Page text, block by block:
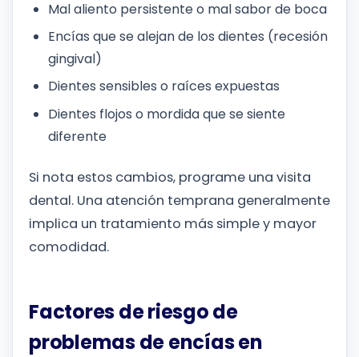
Mal aliento persistente o mal sabor de boca
Encías que se alejan de los dientes (recesión
gingival)
Dientes sensibles o raíces expuestas
Dientes flojos o mordida que se siente
diferente
Si nota estos cambios, programe una visita
dental. Una atención temprana generalmente
implica un tratamiento más simple y mayor
comodidad.
Factores de riesgo de
problemas de encías en